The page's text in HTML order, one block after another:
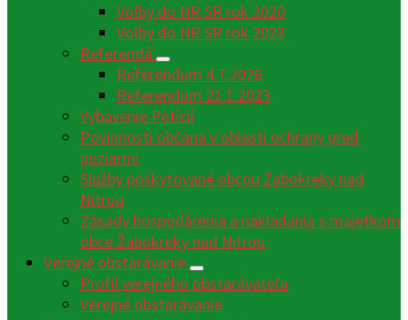
Voľby do NR SR rok 2020
Voľby do NR SR rok 2023
Referendá
Referendum 4.7.2026
Referendum 21.1.2023
Vybavenie Petícií
Povinnosti občana v oblasti ochrany pred
poziarmi
Služby poskytované obcou Žabokreky nad
Nitrou
Zásady hospodárenia a nakladania s majetkom
obce Žabokreky nad Nitrou
Verejné obstarávanie
Profil verejného obstarávateľa
Verejné obstarávanie